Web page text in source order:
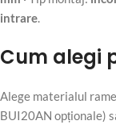
intrare.
Cum alegi
Alege materialul
BUI20AN opționale)